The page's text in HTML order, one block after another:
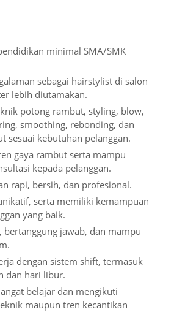
minimal SMA/SMK
sebagai hairstylist di salon
lebih diutamakan.
potong rambut, styling, blow,
smoothing, rebonding, dan
sesuai kebutuhan pelanggan.
gaya rambut serta mampu
kepada pelanggan.
rapi, bersih, dan profesional.
serta memiliki kemampuan
yang baik.
bertanggung jawab, dan mampu
dengan sistem shift, termasuk
dan hari libur.
belajar dan mengikuti
maupun tren kecantikan